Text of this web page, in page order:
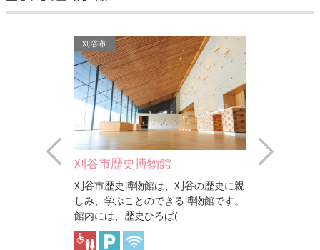
刈谷市
亀城公園（刈谷城跡）
1533年に徳川家康の生母・於大の方
の父親である水野忠政が築城したとさ
れます。現在、城跡の一部…